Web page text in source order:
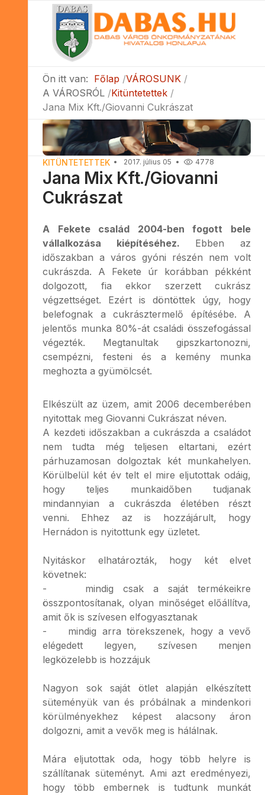
Ön itt van: Főlap VÁROSUNK
A VÁROSRÓL Kitüntetettek
Jana Mix Kft./Giovanni Cukrászat
KITÜNTETETTEK 2017. július 05 4778
Jana Mix Kft./Giovanni
Cukrászat
A Fekete család 2004-ben fogott bele
vállalkozása kiépítéséhez. Ebben az
időszakban a város gyóni részén nem volt
cukrászda. A Fekete úr korábban pékként
dolgozott, fia ekkor szerzett cukrász
végzettséget. Ezért is döntöttek úgy, hogy
belefognak a cukrásztermelő építésébe. A
jelentős munka 80%-át családi összefogással
végezték. Megtanultak gipszkartonozni,
csempézni, festeni és a kemény munka
meghozta a gyümölcsét.
Elkészült az üzem, amit 2006 decemberében
nyitottak meg Giovanni Cukrászat néven.
A kezdeti időszakban a cukrászda a családot
nem tudta még teljesen eltartani, ezért
párhuzamosan dolgoztak két munkahelyen.
Körülbelül két év telt el mire eljutottak odáig,
hogy teljes munkaidőben tudjanak
mindannyian a cukrászda életében részt
venni. Ehhez az is hozzájárult, hogy
Hernádon is nyitottunk egy üzletet.
Nyitáskor elhatározták, hogy két elvet
követnek:
- mindig csak a saját termékeikre
összpontosítanak, olyan minőséget előállítva,
amit ők is szívesen elfogyasztanak
- mindig arra törekszenek, hogy a vevő
elégedett legyen, szívesen menjen
legközelebb is hozzájuk
Nagyon sok saját ötlet alapján elkészített
süteményük van és próbálnak a mindenkori
körülményekhez képest alacsony áron
dolgozni, amit a vevők meg is hálálnak.
Mára eljutottak oda, hogy több helyre is
szállítanak süteményt. Ami azt eredményezi,
hogy több embernek is tudtunk munkát